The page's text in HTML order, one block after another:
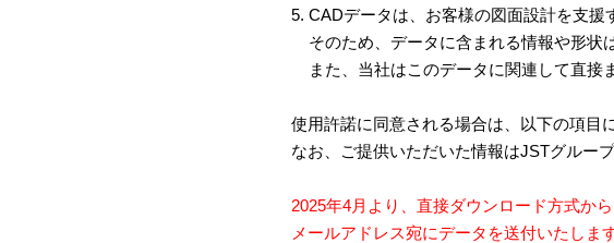
5. CADデータは、お客様の図面設計を支援
そのため、データに含まれる情報や形状
また、当社はこのデータに関連して直接
使用許諾に同意される場合は、以下の項目
なお、ご提供いただいた情報はJSTグルー
2025年4月より、直接ダウンロード方式か
メールアドレス宛にデータを送付いたしま